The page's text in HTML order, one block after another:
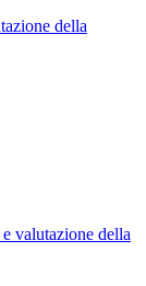
della
valutazione della